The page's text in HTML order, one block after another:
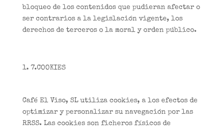
bloqueo de los contenidos que pudieran afectar o
ser contrarios a la legislación vigente, los
derechos de terceros o la moral y orden público.
7.COOKIES
Café El Viso, SL utiliza cookies, a los efectos de
optimizar y personalizar su navegación por las
RRSS. Las cookies son ficheros físicos de